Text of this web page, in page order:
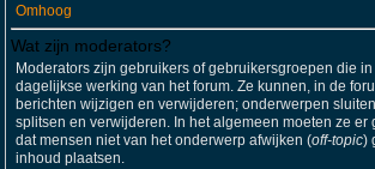
Omhoog
Wat zijn moderators?
Moderators zijn gebruikers of gebruikersgroepen die
dagelijkse werking van het forum. Ze kunnen, in de
berichten wijzigen en verwijderen; onderwerpen
splitsen en verwijderen. In het algemeen moeten ze er
dat mensen niet van het onderwerp afwijken (off-topic)
inhoud plaatsen.